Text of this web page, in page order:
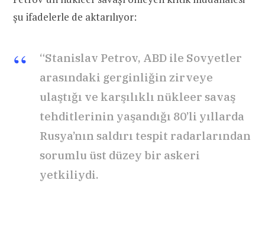
şu ifadelerle de aktarılıyor:
“Stanislav Petrov, ABD ile Sovyetler
arasındaki gerginliğin zirveye
ulaştığı ve karşılıklı nükleer savaş
tehditlerinin yaşandığı 80’li yıllarda
Rusya’nın saldırı tespit radarlarından
sorumlu üst düzey bir askeri
yetkiliydi.